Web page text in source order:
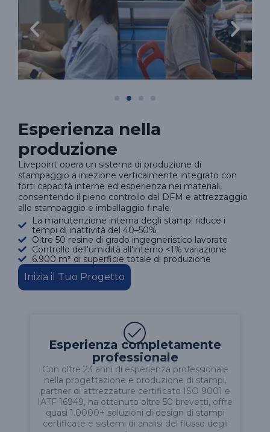
Esperienza nella
produzione
Livepoint opera un sistema di produzione di
stampaggio a iniezione verticalmente integrato con
forti capacità interne ed esperienza nei materiali,
consentendo il pieno controllo dal DFM e attrezzaggio
allo stampaggio e imballaggio finale.
La manutenzione interna degli stampi riduce i
tempi di inattività del 40–50%
Oltre 50 resine di grado ingegneristico lavorate
Controllo dell'umidità all'interno <1% variazione
6.900 m² di superficie totale di produzione
Inizia il Tuo Progetto
Esperienza completamente
professionale
Con oltre 23 anni di esperienza professionale
nella progettazione e produzione di stampi,
partner di attrezzature certificato ISO 9001 e
IATF 16949, ha ottenuto oltre 50 brevetti, offre
quasi 1.0000+ soluzioni di design di stampi
certificate e sistemi di analisi del flusso degli